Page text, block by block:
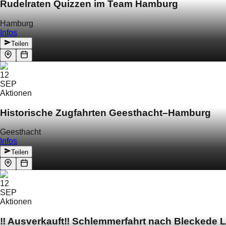
Rudelraten Quizzen im Team Hamburg
Hamburg
Infos
Teilen
12
SEP
Aktionen
Historische Zugfahrten Geesthacht–Hamburg
Geesthacht
Infos
Teilen
12
SEP
Aktionen
‼️ Ausverkauft‼️ Schlemmerfahrt nach Bleckede